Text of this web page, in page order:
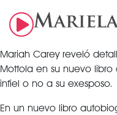
Mariah Carey reveló
Mottola en su nuevo
infiel o no a su exesposo.
En un nuevo libro